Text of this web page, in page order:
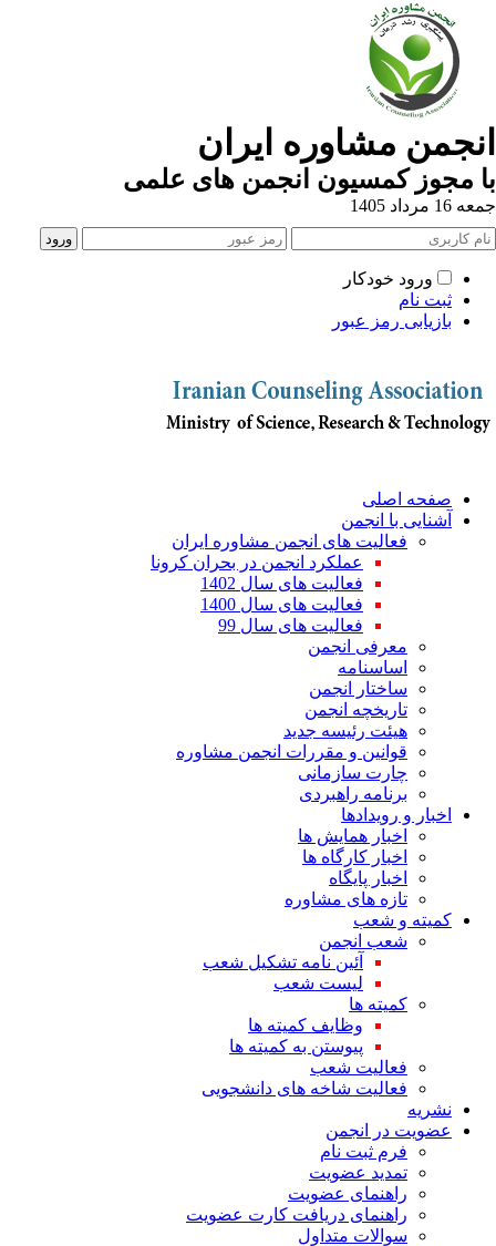
مشاوره ایران
مجوز کمسیون انجمن های علمی
مرداد 1405
ورود خودکار
ثبت نام
بازیابی رمز عبور
صفحه اصلی
آشنایی با انجمن
فعالیت های انجمن مشاوره ایران
عملکرد انجمن در بحران کرونا
فعالیت های سال 1402
فعالیت های سال 1400
فعالیت های سال 99
معرفی انجمن
اساسنامه
ساختار انجمن
تاریخچه انجمن
هیئت رئیسه جدید
قوانین و مقررات انجمن مشاوره
چارت سازمانی
برنامه راهبردی
اخبار و رویدادها
اخبار همایش ها
اخبار کارگاه ها
اخبار پایگاه
تازه های مشاوره
کمیته و شعب
شعب انجمن
آئین نامه تشکیل شعب
لیست شعب
کمیته ها
وظایف کمیته ها
پیوستن به کمیته ها
فعالیت شعب
فعالیت شاخه های دانشجویی
نشریه
عضویت در انجمن
فرم ثبت نام
تمدید عضویت
راهنمای عضویت
راهنمای دریافت کارت عضویت
سوالات متداول